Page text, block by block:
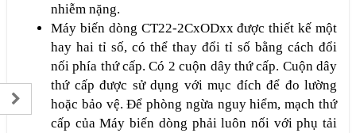
nhiễm nặng.
Máy biến dòng CT22-2CxODxx được thiết kế một
hay hai tỉ số, có thể thay đổi tỉ số bằng cách đổi
nối phía thứ cấp. Có 2 cuộn dây thứ cấp. Cuộn dây
thứ cấp được sử dụng với mục đích để đo lường
hoặc bảo vệ. Để phòng ngừa nguy hiểm, mạch thứ
cấp của Máy biến dòng phải luôn nối với phụ tải